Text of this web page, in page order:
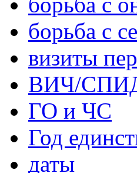
борьба с
визиты
ВИЧ/
ГО и ЧС
Год
даты